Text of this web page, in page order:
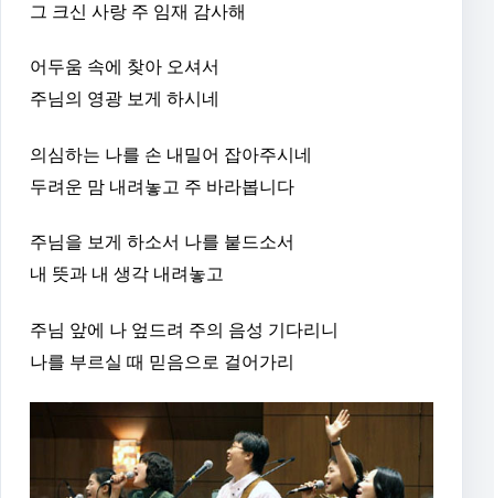
그 크신 사랑 주 임재 감사해
어두움 속에 찾아 오셔서
주님의 영광 보게 하시네
의심하는 나를 손 내밀어 잡아주시네
두려운 맘 내려놓고 주 바라봅니다
주님을 보게 하소서 나를 붙드소서
내 뜻과 내 생각 내려놓고
주님 앞에 나 엎드려 주의 음성 기다리니
나를 부르실 때 믿음으로 걸어가리